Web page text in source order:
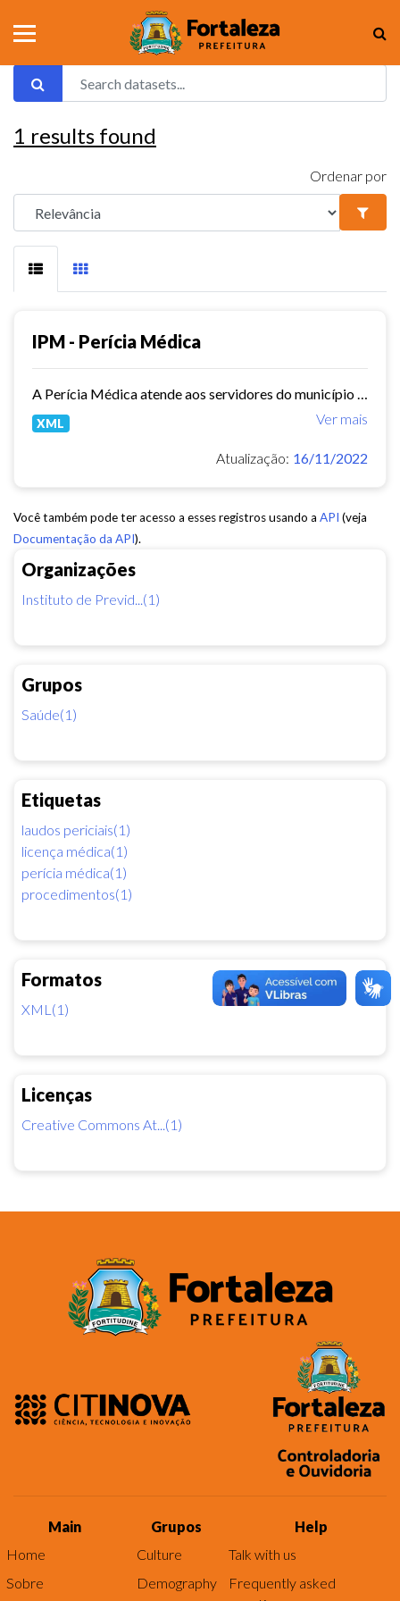
Organizações
Instituto de Previd...(1)
Grupos
Saúde(1)
Etiquetas
laudos periciais(1)
licença médica(1)
perícia médica(1)
procedimentos(1)
Formatos
XML(1)
Licenças
Creative Commons At...(1)
1 results found
Ordenar por
IPM - Perícia Médica
Ver mais
XML
Atualização: 16/11/2022
Você também pode ter acesso a esses registros usando a API (veja
Documentação da API).
Main
Home
Sobre
Grupos
Culture
Demography
Help
Talk with us
Frequently asked